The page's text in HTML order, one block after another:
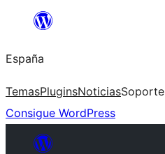
Saltar
contenido
España
TemasPluginsNoticiasSoporte
Consigue WordPress